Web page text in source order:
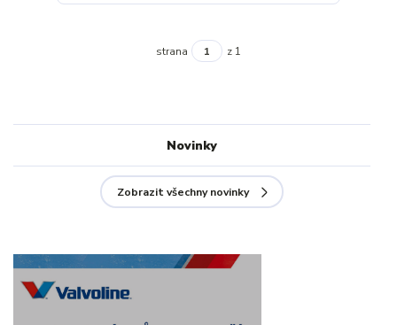
strana z 1
Novinky
Zobrazit všechny novinky